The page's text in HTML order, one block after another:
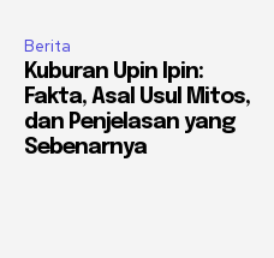
Berita
Kuburan Upin Ipin:
Fakta, Asal Usul Mitos,
dan Penjelasan yang
Sebenarnya